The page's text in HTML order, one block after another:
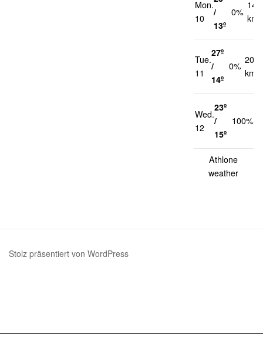
Mon.
10
/
13º
0%
14
km/
Tue.
11
27º
/
14º
0%
20
km/h
Wed.
12
23º
/
15º
100%
Athlone
weather
Stolz präsentiert von WordPress